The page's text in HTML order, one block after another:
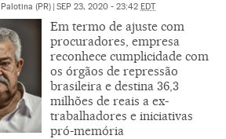
Palotina (PR) | SEP 23, 2020 - 23:42 EDT
Em termo de ajuste com
procuradores, empresa
reconhece cumplicidade com
os órgãos de repressão
brasileira e destina 36,3
milhões de reais a ex-
trabalhadores e iniciativas
pró-memória